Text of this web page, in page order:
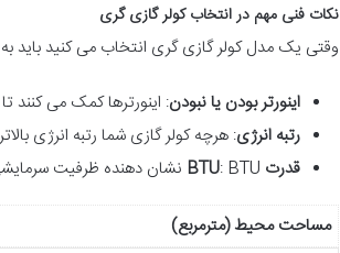
نکات فنی مهم در انتخاب کولر گازی گری
وقتی یک مدل کولر گازی گری انتخاب می کنید باید
اینورتر بودن یا نبودن: اینورترها کمک می کنند
رتبه انرژی: هرچه کولر گازی شما رتبه انرژی
قدرت : BTU نشان دهنده ظرفیت سرمایشی کولر گازی است بسته به مساحت محیط میزان BTU لازم را محاسبه کنید.
مساحت محیط (مترمربع)